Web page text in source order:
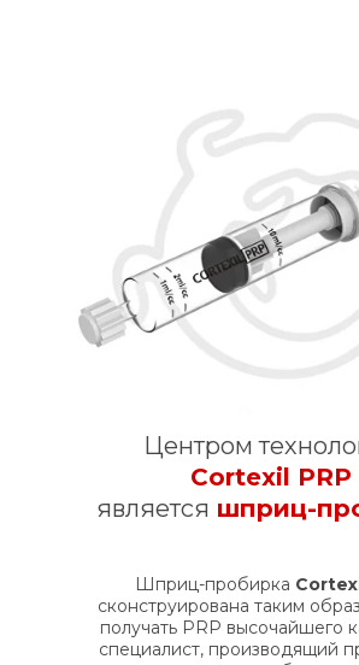
Центром
Cortexil PRP
является шприц-
Шприц-пробирка
сконструирована таким
получать PRP высочайшего
специалист, производящий